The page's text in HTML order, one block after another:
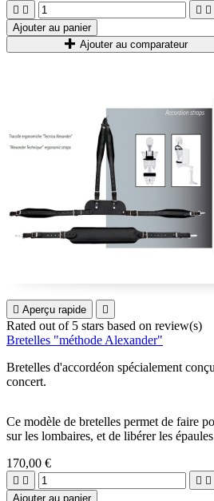
   
Ajouter au panier
Ajouter au comparateur
 Aperçu rapide 
Rated out of 5 stars based on review(s)
Bretelles "méthode Alexander"
Bretelles d'accordéon spécialement
concert.
Ce modèle de bretelles permet de faire
sur les lombaires, et de libérer les
170,00 €
   
Ajouter au panier